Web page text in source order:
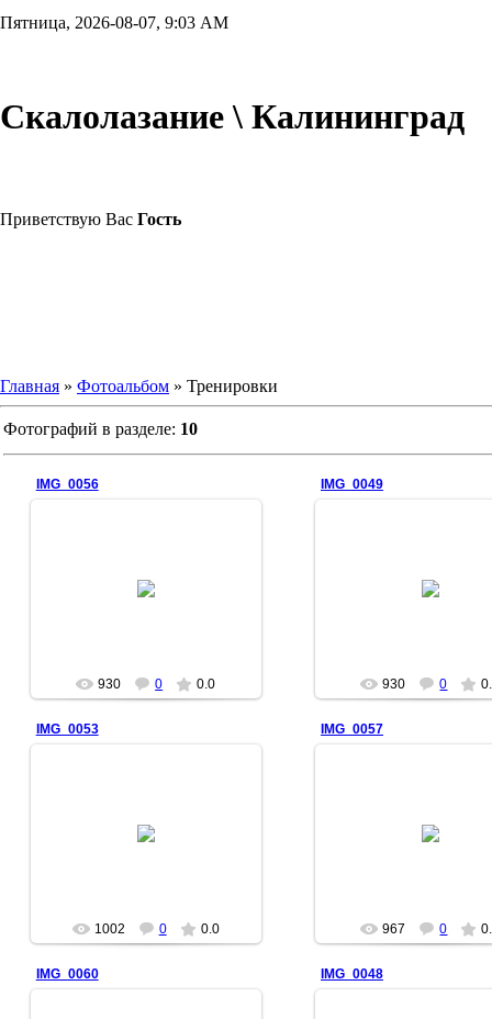
Пятница, 2026-08-07, 9:03 AM
Скалолазание \ Калининград
Приветствую Вас Гость
Главная » Фотоальбом » Тренировки
Фотографий в разделе: 10
IMG_0056
930 0 0.0
IMG_0049
930 0
IMG_0053
1002 0 0.0
IMG_0057
967 0
IMG_0060 IMG_0048